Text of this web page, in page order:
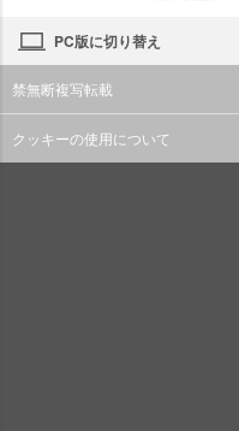
PC版に切り替え
禁無断複写転載
クッキーの使用について